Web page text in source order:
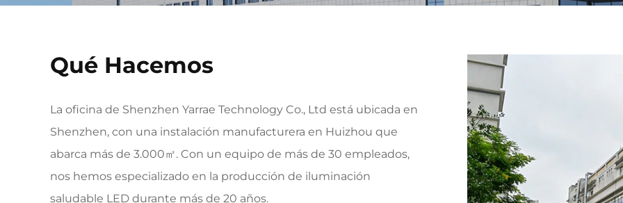
Qué Hacemos
La oficina de Shenzhen Yarrae Technology Co., Ltd está ubicada en
Shenzhen, con una instalación manufacturera en Huizhou que
abarca más de 3.000㎡. Con un equipo de más de 30 empleados,
nos hemos especializado en la producción de iluminación
saludable LED durante más de 20 años.